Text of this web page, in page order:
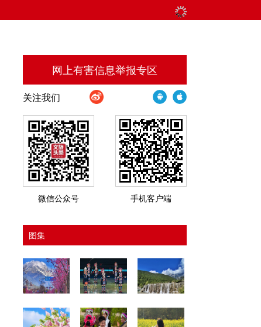
网上有害信息举报专区
关注我们
微信公众号 手机客户端
图集